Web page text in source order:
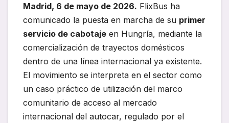
Madrid, 6 de mayo de 2026. FlixBus ha
comunicado la puesta en marcha de su primer
servicio de cabotaje en Hungría, mediante la
comercialización de trayectos domésticos
dentro de una línea internacional ya existente.
El movimiento se interpreta en el sector como
un caso práctico de utilización del marco
comunitario de acceso al mercado
internacional del autocar, regulado por el